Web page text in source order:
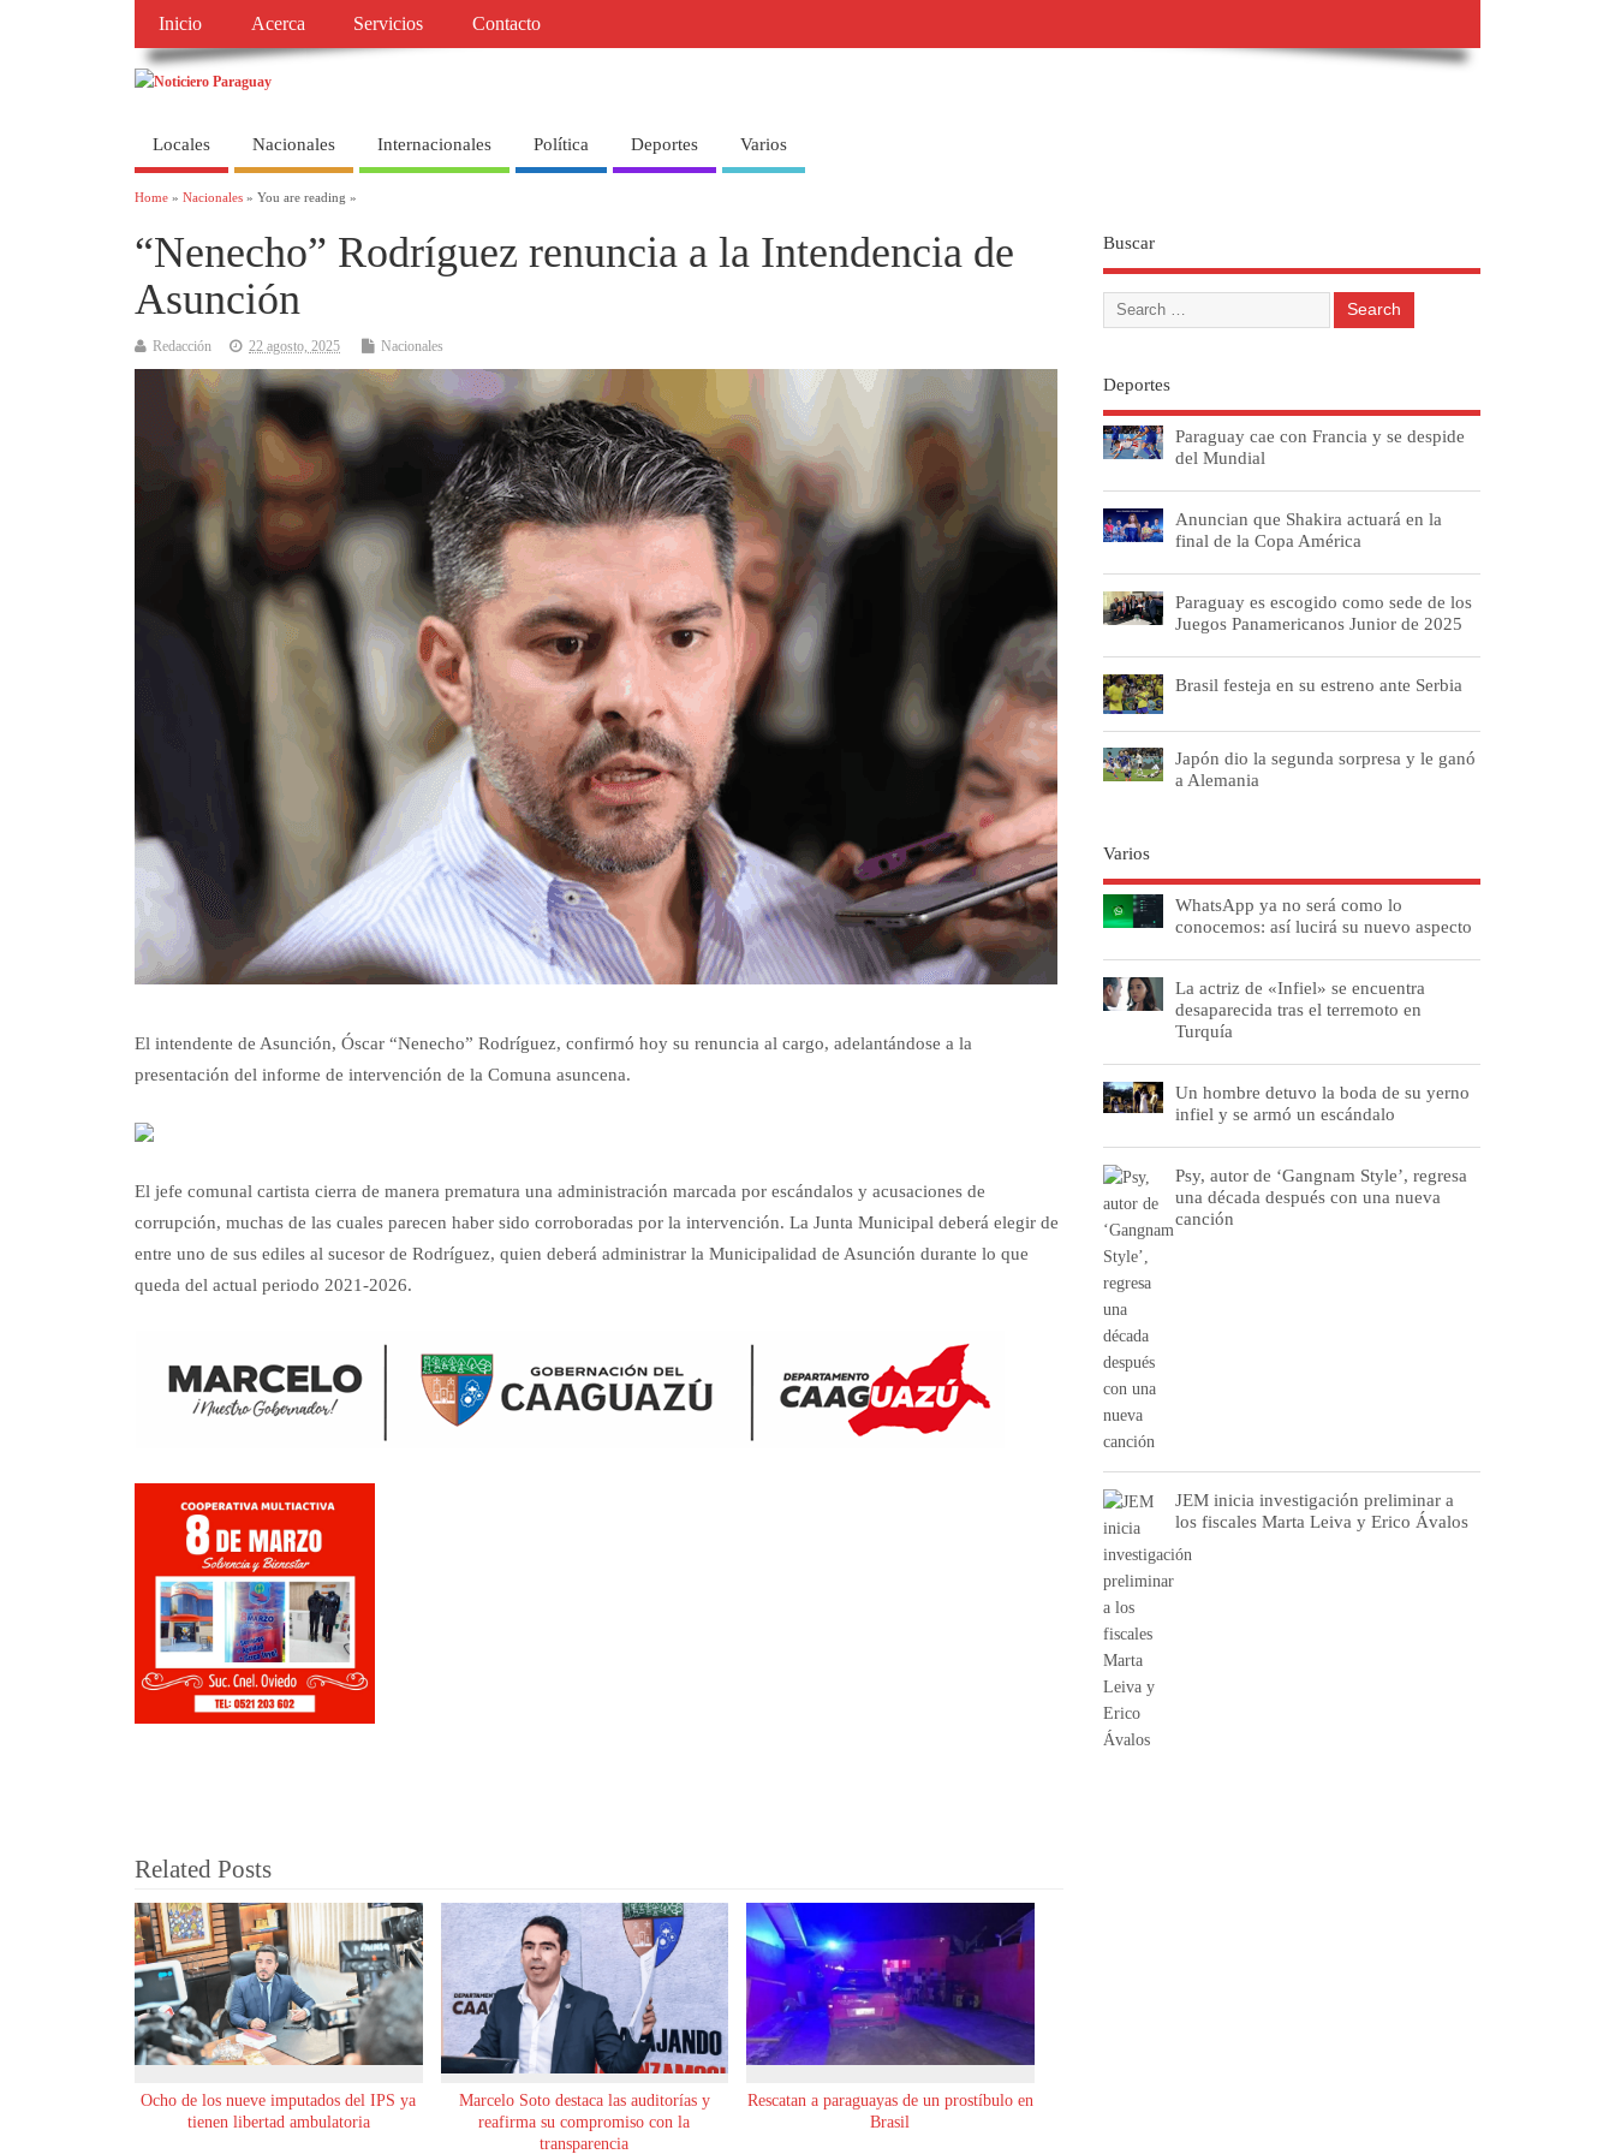
Inicio Acerca Servicios Contacto
Locales Nacionales Internacionales Política Deportes Varios
Home » Nacionales » You are reading »
“Nenecho” Rodríguez renuncia a la Intendencia de
Asunción
Redacción 22 agosto, 2025 Nacionales
El intendente de Asunción, Óscar “Nenecho” Rodríguez, confirmó hoy su renuncia al cargo, adelantándose a la
presentación del informe de intervención de la Comuna asuncena.
El jefe comunal cartista cierra de manera prematura una administración marcada por escándalos y acusaciones de
corrupción, muchas de las cuales parecen haber sido corroboradas por la intervención. La Junta Municipal deberá elegir de
entre uno de sus ediles al sucesor de Rodríguez, quien deberá administrar la Municipalidad de Asunción durante lo que
queda del actual periodo 2021-2026.
Related Posts
Ocho de los nueve imputados del IPS ya
tienen libertad ambulatoria
Marcelo Soto destaca las auditorías y
reafirma su compromiso con la
transparencia
Rescatan a paraguayas de un prostíbulo en
Brasil
Buscar
Deportes
Paraguay cae con Francia y se despide
del Mundial
Anuncian que Shakira actuará en la
final de la Copa América
Paraguay es escogido como sede de los
Juegos Panamericanos Junior de 2025
Brasil festeja en su estreno ante Serbia
Japón dio la segunda sorpresa y le ganó
a Alemania
Varios
WhatsApp ya no será como lo
conocemos: así lucirá su nuevo aspecto
La actriz de «Infiel» se encuentra
desaparecida tras el terremoto en
Turquía
Un hombre detuvo la boda de su yerno
infiel y se armó un escándalo
Psy, autor de ‘Gangnam Style’, regresa
una década después con una nueva
canción
JEM inicia investigación preliminar a
los fiscales Marta Leiva y Erico Ávalos